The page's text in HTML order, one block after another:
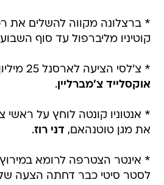
* ברצלונה מקווה להשלים את
קוטיניו מליברפול עד סוף
* צ'לסי הציעה לארסנל 25 מיליון ליש"ט עבור
אוקסלייד צ'מברליין.
* אנטוניו קונטה לוחץ על ראשי
את מגן טוטנהאם, דני רוז.
* אינטר הצטרפה לרומא